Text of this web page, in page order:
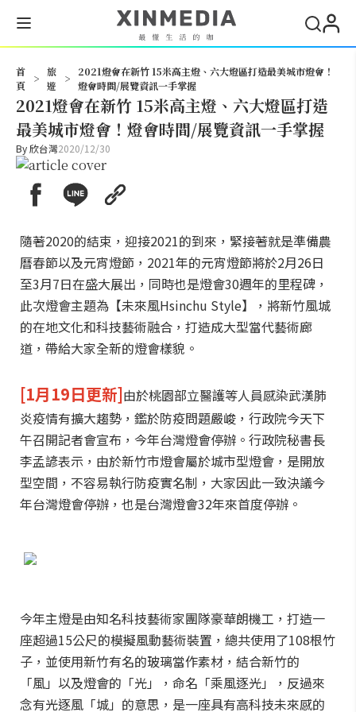
首
頁
>
旅
遊
>
2021燈會在新竹 15米高主燈、六大燈區打造最美城市燈會！
燈會時間/展覽資訊一手掌握
2021燈會在新竹 15米高主燈、六大燈區打造
最美城市燈會！燈會時間/展覽資訊一手掌握
By欣台灣2020/12/30
隨著2020的結束，迎接2021的到來，緊接著就是準備農
曆春節以及元宵燈節，2021年的元宵燈節將於2月26日
至3月7日在盛大展出，同時也是燈會30週年的里程碑，
此次燈會主題為【未來風Hsinchu Style】，將新竹風城
的在地文化和科技藝術融合，打造成大型當代藝術廊
道，帶給大家全新的燈會樣貌。
[1月19日更新]由於桃園部立醫護等人員感染武漢肺
炎疫情有擴大趨勢，鑑於防疫問題嚴峻，行政院今天下
午召開記者會宣布，今年台灣燈會停辦。行政院秘書長
李孟諺表示，由於新竹市燈會屬於城市型燈會，是開放
型空間，不容易執行防疫實名制，大家因此一致決議今
年台灣燈會停辦，也是台灣燈會32年來首度停辦。
今年主燈是由知名科技藝術家團隊豪華朗機工，打造一
座超過15公尺的模擬風動藝術裝置，總共使用了108根竹
子，並使用新竹有名的玻璃當作素材，結合新竹的
「風」以及燈會的「光」，命名「乘風逐光」，反過來
念有光逐風「城」的意思，是一座具有高科技未來感的